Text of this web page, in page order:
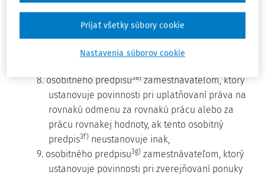
vykonáva profesiu hráča na dychový nástroj,
7. osobitného predpisu
zamestnávateľom, ktorý
ustanovuje povinnosti pri vysielaní
zamestnancov na výkon prác pri poskytovaní
8. osobitného predpisu3e) zamestnávateľom, ktorý
ustanovuje povinnosti pri uplatňovaní práva na
rovnakú odmenu za rovnakú prácu alebo za
prácu rovnakej hodnoty, ak tento osobitný
predpis3f) neustanovuje inak,
9. osobitného predpisu3g) zamestnávateľom, ktorý
ustanovuje povinnosti pri zverejňovaní ponuky
Nastavenia súborov cookie
Prijať všetky súbory cookie